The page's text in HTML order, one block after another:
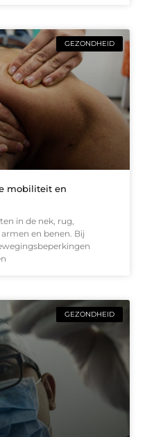
GEZONDHEID
mobiliteit en
in de nek, rug,
en benen. Bij
GEZONDHEID